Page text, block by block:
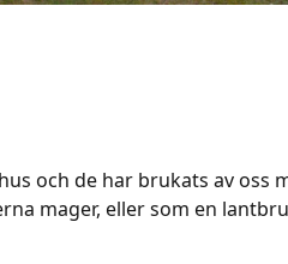
och de har brukats av
mager, eller som en